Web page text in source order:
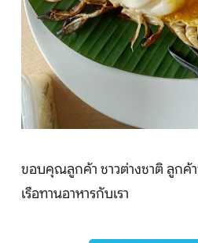
ขอบคุณลูกค้า ชาวต่างชาติ ลูกค้
เรือทานอาหารกับเรา